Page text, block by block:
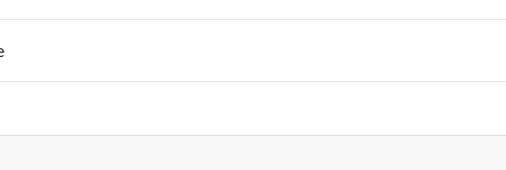
de Vacances à la Normandie Appartements de Vacances à Sud de la
de Vacances à Paris-Ile de France
de Vacances à la Normandie Appartements de Vacances à Sud de la